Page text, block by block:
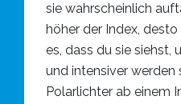
sie wahrscheinlich
höher der Index,
es, dass du sie siehst,
und intensiver werden
Polarlichter ab einem